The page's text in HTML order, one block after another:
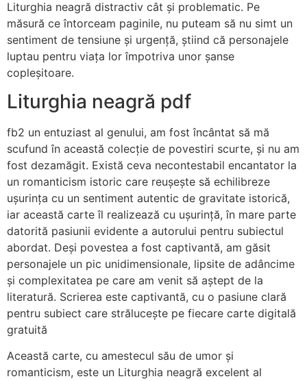
Liturghia neagră distractiv cât și problematic. Pe
măsură ce întorceam paginile, nu puteam să nu simt un
sentiment de tensiune și urgență, știind că personajele
luptau pentru viața lor împotriva unor șanse
copleșitoare.
Liturghia neagră pdf
fb2 un entuziast al genului, am fost încântat să mă
scufund în această colecție de povestiri scurte, și nu am
fost dezamăgit. Există ceva necontestabil encantator la
un romanticism istoric care reușește să echilibreze
ușurința cu un sentiment autentic de gravitate istorică,
iar această carte îl realizează cu ușurință, în mare parte
datorită pasiunii evidente a autorului pentru subiectul
abordat. Deși povestea a fost captivantă, am găsit
personajele un pic unidimensionale, lipsite de adâncime
și complexitatea pe care am venit să aștept de la
literatură. Scrierea este captivantă, cu o pasiune clară
pentru subiect care strălucește pe fiecare carte digitală
gratuită
Această carte, cu amestecul său de umor și
romanticism, este un Liturghia neagră excelent al